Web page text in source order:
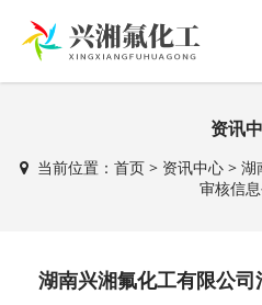
资讯
当前位置： 首页> 资讯中心> 湖
审核信
湖南兴湘氟化工有限公